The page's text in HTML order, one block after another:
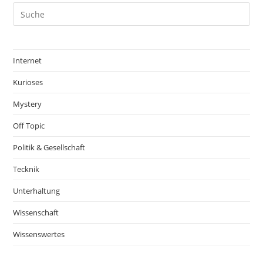
Internet
Kurioses
Mystery
Off Topic
Politik & Gesellschaft
Tecknik
Unterhaltung
Wissenschaft
Wissenswertes